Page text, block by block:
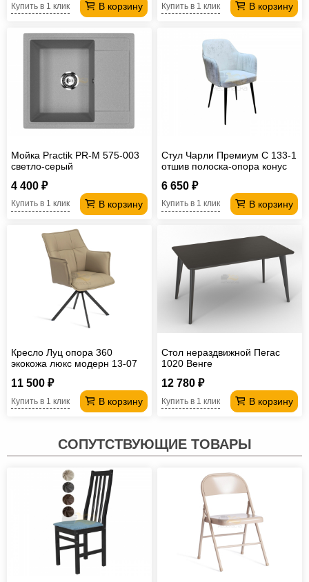
В корзину
Купить в 1 клик В корзину
Купить в 1 клик
Мойка Practik PR-M 575-003
светло-серый
4 400 ₽
В корзину
Купить в 1 клик
Стул Чарли Премиум С 133-1
отшив полоска-опора конус
6 650 ₽
В корзину
Купить в 1 клик
Кресло Луц опора 360
экокожа люкс модерн 13-07
11 500 ₽
В корзину
Купить в 1 клик
Стол нераздвижной Пегас
1020 Венге
12 780 ₽
В корзину
Купить в 1 клик
СОПУТСТВУЮЩИЕ ТОВАРЫ